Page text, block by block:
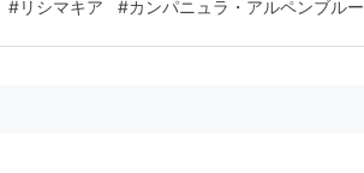
#リシマキア #カンパニュラ・アルペンブルー